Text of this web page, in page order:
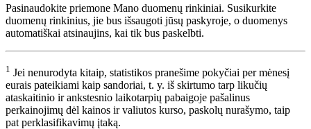
Pasinaudokite priemone Mano duomenų rinkiniai. Susikurkite
duomenų rinkinius, jie bus išsaugoti jūsų paskyroje, o duomenys
automatiškai atsinaujins, kai tik bus paskelbti.
1 Jei nenurodyta kitaip, statistikos pranešime pokyčiai per mėnesį
eurais pateikiami kaip sandoriai, t. y. iš skirtumo tarp likučių
ataskaitinio ir ankstesnio laikotarpių pabaigoje pašalinus
perkainojimų dėl kainos ir valiutos kurso, paskolų nurašymo, taip
pat perklasifikavimų įtaką.